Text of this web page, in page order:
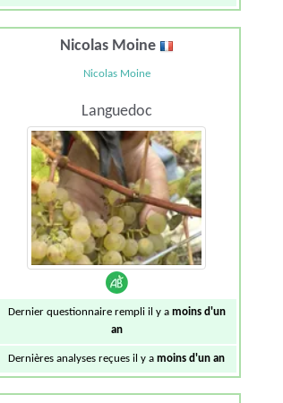
Nicolas Moine
Nicolas Moine
Languedoc
Dernier questionnaire rempli il y a moins d'un
an
Dernières analyses reçues il y amoins d'un an